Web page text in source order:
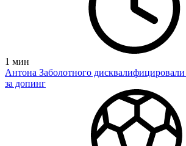
1 мин
Антона Заболотного
за допинг